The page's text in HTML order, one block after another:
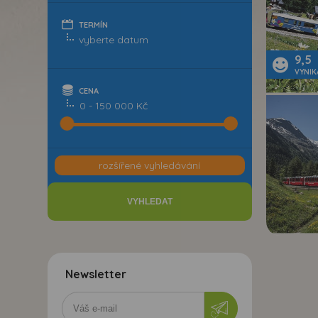
TERMÍN
CENA
0 - 150 000 Kč
rozšířené vyhledávání
Newsletter
9,5